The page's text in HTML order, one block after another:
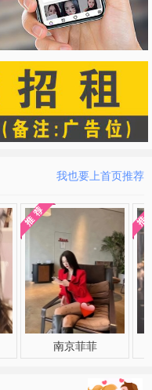
我也要上首页推荐
南京菲菲